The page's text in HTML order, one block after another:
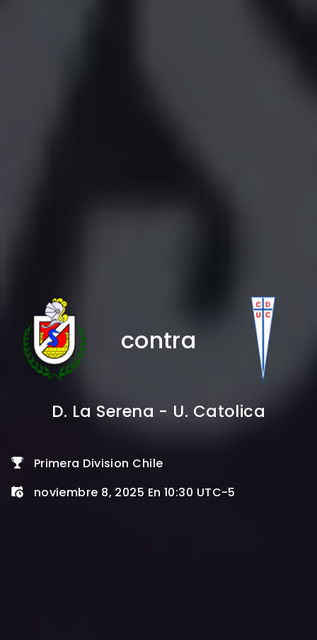
contra
D. La Serena - U. Catolica
Primera Division Chile
noviembre 8, 2025 En 10:30 UTC-5